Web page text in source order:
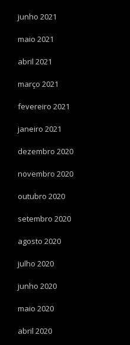
junho 2021
maio 2021
abril 2021
março 2021
fevereiro 2021
janeiro 2021
dezembro 2020
novembro 2020
outubro 2020
setembro 2020
agosto 2020
julho 2020
junho 2020
maio 2020
abril 2020